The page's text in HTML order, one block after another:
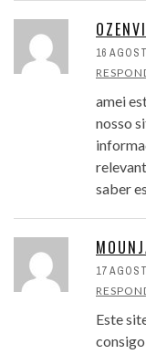
16
amei
nosso
saber
17
Este